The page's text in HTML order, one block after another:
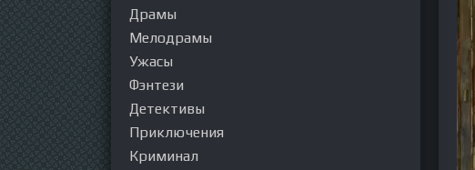
Драмы
Мелодрамы
Ужасы
Фэнтези
Детективы
Приключения
Криминал